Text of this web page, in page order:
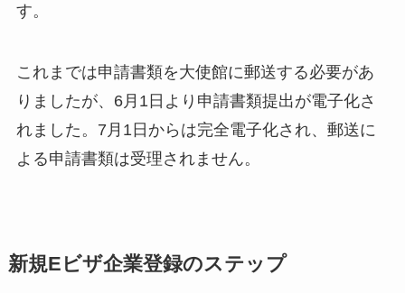
す。
これまでは申請書類を大使館に郵送する必要があ
りましたが、6月1日より申請書類提出が電子化さ
れました。7月1日からは完全電子化され、郵送に
よる申請書類は受理されません。
新規Eビザ企業登録のステップ